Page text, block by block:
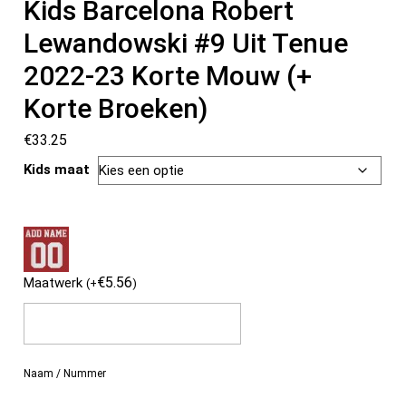
Kids Barcelona Robert
Lewandowski #9 Uit Tenue
2022-23 Korte Mouw (+
Korte Broeken)
€33.25
Kids maat
Maatwerk(+€5.56)
Naam / Nummer